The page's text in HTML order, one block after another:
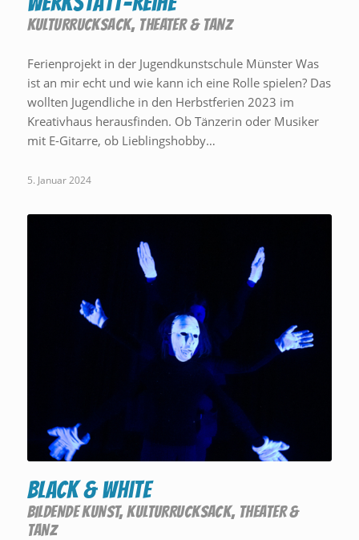
KULTURRUCKSACK, THEATER & TANZ
Ferienprojekt in der Jugendkunstschule Münster Was
ist an mir echt und wie kann ich eine Rolle spielen? Das
wollten Jugendliche in den Herbstferien 2023 im
Kreativhaus herausfinden. Ob Tänzerin oder Musiker
mit E-Gitarre, ob Lieblingshobby…
5. Januar 2024
Black & White
BILDENDE KUNST,KULTURRUCKSACK, THEATER &
TANZ